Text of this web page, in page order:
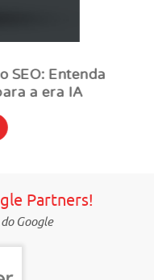
SEO: Entenda
a era IA
Partners!
Google